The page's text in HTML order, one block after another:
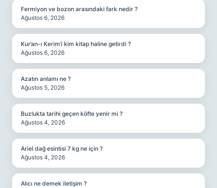
Fermiyon ve bozon arasındaki fark nedir ?
Ağustos 6, 2026
Kur’an-ı Kerim’i kim kitap haline getirdi ?
Ağustos 6, 2026
Azatın anlamı ne ?
Ağustos 5, 2026
Buzlukta tarihi geçen köfte yenir mi ?
Ağustos 4, 2026
Ariel dağ esintisi 7 kg ne için ?
Ağustos 4, 2026
Alıcı ne demek iletişim ?